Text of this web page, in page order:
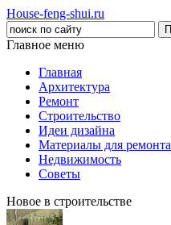
House-feng-shui.ru
Главное меню
Главная
Архитектура
Ремонт
Строительство
Идеи дизайна
Материалы для ремонта
Недвижимость
Советы
Новое в строительстве